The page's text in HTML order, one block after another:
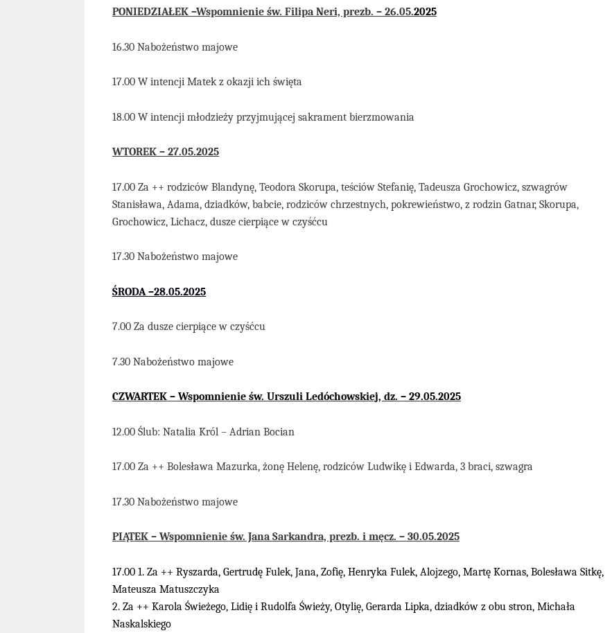
PONIEDZIAŁEK –Wspomnienie św. Filipa Neri, prezb. – 26.05.2025
16.30 Nabożeństwo majowe
17.00 W intencji Matek z okazji ich święta
18.00 W intencji młodzieży przyjmującej sakrament bierzmowania
WTOREK – 27.05.2025
17.00 Za ++ rodziców Blandynę, Teodora Skorupa, teściów Stefanię, Tadeusza Grochowicz, szwagrów
Stanisława, Adama, dziadków, babcie, rodziców chrzestnych, pokrewieństwo, z rodzin Gatnar, Skorupa,
Grochowicz, Lichacz, dusze cierpiące w czyśćcu
17.30 Nabożeństwo majowe
ŚRODA –28.05.2025
7.00 Za dusze cierpiące w czyśćcu
7.30 Nabożeństwo majowe
CZWARTEK – Wspomnienie św. Urszuli Ledóchowskiej, dz. – 29.05.2025
12.00 Ślub: Natalia Król – Adrian Bocian
17.00 Za ++ Bolesława Mazurka, żonę Helenę, rodziców Ludwikę i Edwarda, 3 braci, szwagra
17.30 Nabożeństwo majowe
PIĄTEK – Wspomnienie św. Jana Sarkandra, prezb. i męcz. – 30.05.2025
17.00 1. Za ++ Ryszarda, Gertrudę Fulek, Jana, Zofię, Henryka Fulek, Alojzego, Martę Kornas, Bolesława Sitkę,
Mateusza Matuszczyka
2. Za ++ Karola Świeżego, Lidię i Rudolfa Świeży, Otylię, Gerarda Lipka, dziadków z obu stron, Michała
Naskalskiego